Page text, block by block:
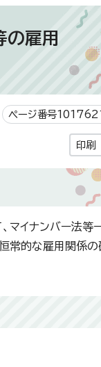
の雇用
ページ番号
印刷
イナンバー法等
常的な雇用関係